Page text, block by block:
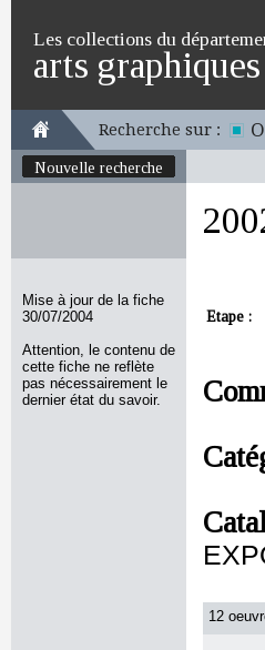
Les collections du
arts graphiques
Recherche sur :
Nouvelle recherche
Mise à jour de la fiche
30/07/2004
Attention, le contenu de
cette fiche ne reflète
pas nécessairement le
dernier état du savoir.
Etape :
12